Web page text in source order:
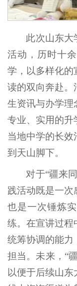
此次山东大
活动，历时十
学，以多样化的
读的双向奔赴。
生资讯与办学理
专业、实用的升
当地中学的长效
到天山脚下。
对于“疆来
践活动既是一次
也是一次锤炼
练。在宣讲过程
统筹协调的能力
担当。未来，“
以便于后续山